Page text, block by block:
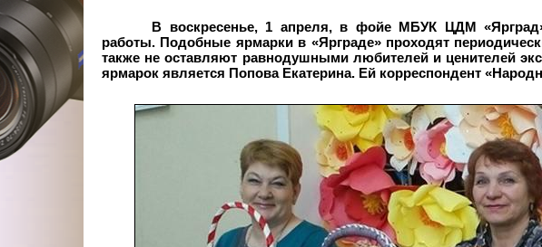
В воскресенье, 1 апреля, в фойе МБУК ЦДМ
работы. Подобные ярмарки в «Ярграде» проходят
также не оставляют равнодушными любителей и ценителей
ярмарок является Попова Екатерина. Ей корреспондент